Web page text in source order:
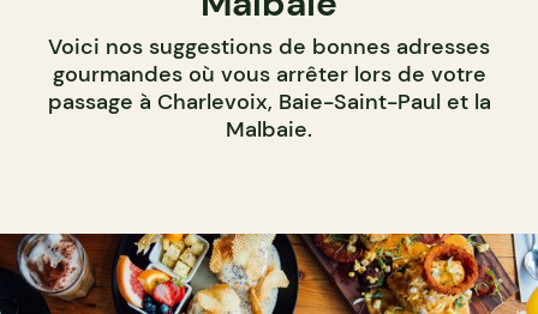
Voici nos suggestions de bonnes adresses
gourmandes où vous arrêter lors de votre
passage à Charlevoix, Baie-Saint-Paul et la
Malbaie.